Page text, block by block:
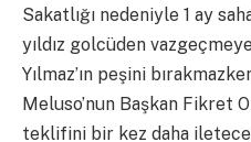
Sakatlığı nedeniyle 1 ay
yıldız golcüden
Yılmaz’ın peşini
Meluso’nun Başkan Fikret
teklifini bir kez daha